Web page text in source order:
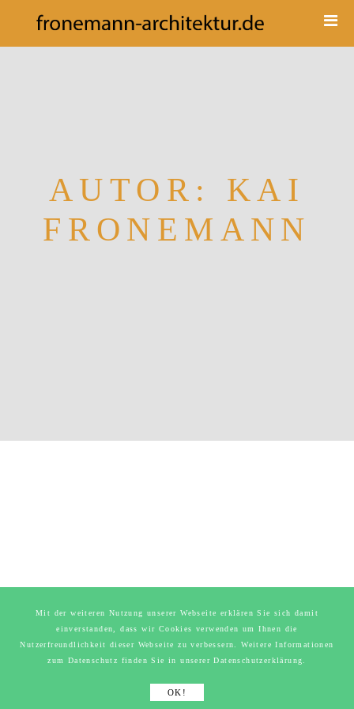
Menü
AUTOR: KAI
FRONEMANN
Mit der weiteren Nutzung unserer Webseite erklären Sie sich damit
einverstanden, dass wir Cookies verwenden um Ihnen die
Nutzerfreundlichkeit dieser Webseite zu verbessern. Weitere Informationen
zum Datenschutz finden Sie in unserer Datenschutzerklärung.
OK!